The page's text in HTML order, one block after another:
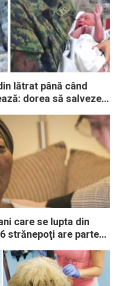
lătrat până când
dorea să salveze
care se lupta din
strănepoţi are parte